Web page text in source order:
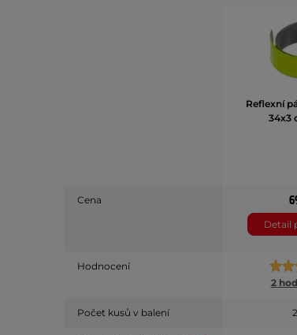
Reflexní
34x3
Cena
Detail
Hodnocení
2
Počet kusů v balení